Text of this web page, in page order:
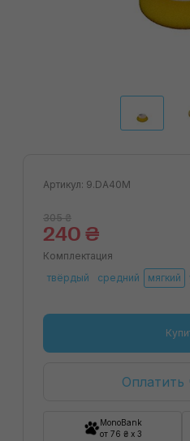
Артикул: 9.DA40M
305 ₴
240 ₴
Комплектация
твёрдый
средний мягкий
Оплатить
MonoBank
от 76 ₴ x 3